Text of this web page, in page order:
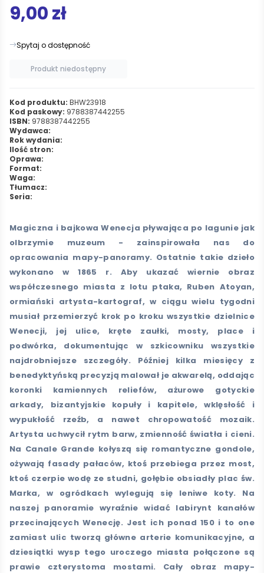
9,00 zł
Spytaj o dostępność
Produkt niedostępny
Kod produktu: BHW23918
Kod paskowy: 9788387442255
ISBN: 9788387442255
Wydawca:
Rok wydania:
Ilość stron:
Oprawa:
Format:
Waga:
Tłumacz:
Seria:
Magiczna i bajkowa Wenecja pływająca po lagunie jak
olbrzymie muzeum - zainspirowała nas do
opracowania mapy-panoramy. Ostatnie takie dzieło
wykonano w 1865 r. Aby ukazać wiernie obraz
współczesnego miasta z lotu ptaka, Ruben Atoyan,
ormiański artysta-kartograf, w ciągu wielu tygodni
musiał przemierzyć krok po kroku wszystkie dzielnice
Wenecji, jej ulice, kręte zaułki, mosty, place i
podwórka, dokumentując w szkicowniku wszystkie
najdrobniejsze szczegóły. Później kilka miesięcy z
benedyktyńską precyzją malował je akwarelą, oddając
koronki kamiennych reliefów, ażurowe gotyckie
arkady, bizantyjskie kopuły i kapitele, wklęsłość i
wypukłość rzeźb, a nawet chropowatość mozaik.
Artysta uchwycił rytm barw, zmienność światła i cieni.
Na Canale Grande kołyszą się romantyczne gondole,
ożywają fasady pałaców, ktoś przebiega przez most,
ktoś czerpie wodę ze studni, gołębie obsiadły plac św.
Marka, w ogródkach wylegują się leniwe koty. Na
naszej panoramie wyraźnie widać labirynt kanałów
przecinających Wenecję. Jest ich ponad 150 i to one
zamiast ulic tworzą główne arterie komunikacyjne, a
dziesiątki wysp tego uroczego miasta połączone są
prawie czterystoma mostami. Cały obraz mapy-